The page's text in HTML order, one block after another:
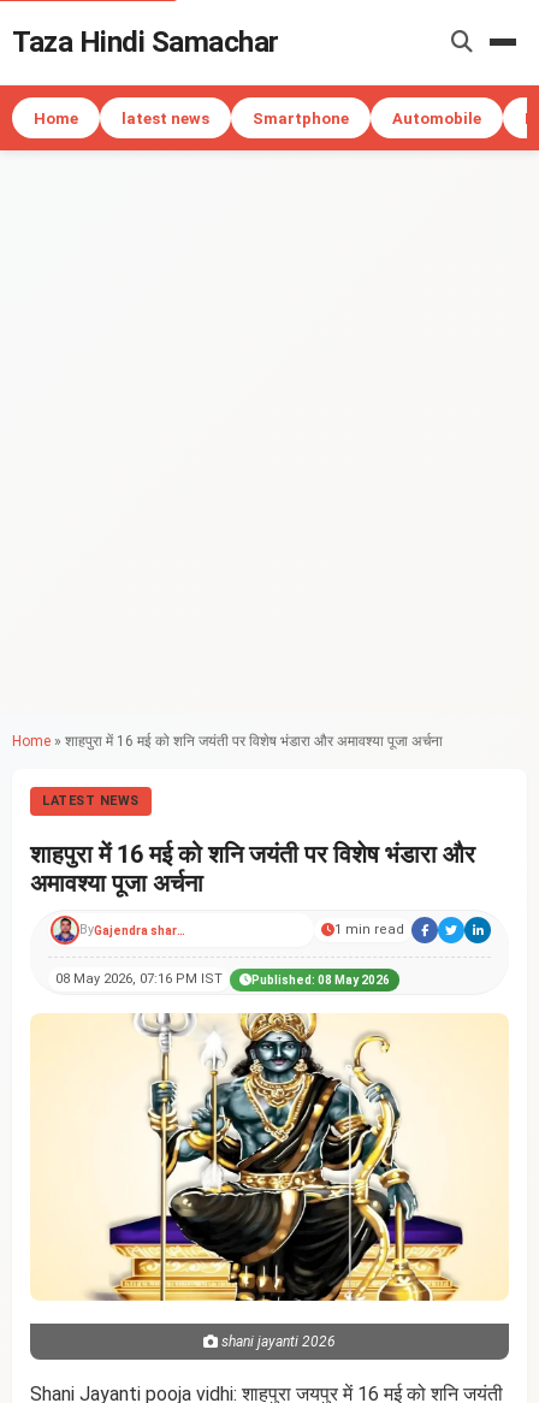
Taza Hindi Samachar
Home latest news Smartphone Automobile
Home » शाहपुरा में 16 मई को शनि जयंती पर विशेष भंडारा और अमावश्या पूजा अर्चना
LATEST NEWS
शाहपुरा में 16 मई को शनि जयंती पर विशेष भंडारा और
अमावश्या पूजा अर्चना
By Gajendra sharma 1 min read
08 May 2026, 07:16 PM IST Published: 08 May 2026
shani jayanti 2026
Shani Jayanti pooja vidhi: शाहपुरा जयपुर में 16 मई को शनि जयंती